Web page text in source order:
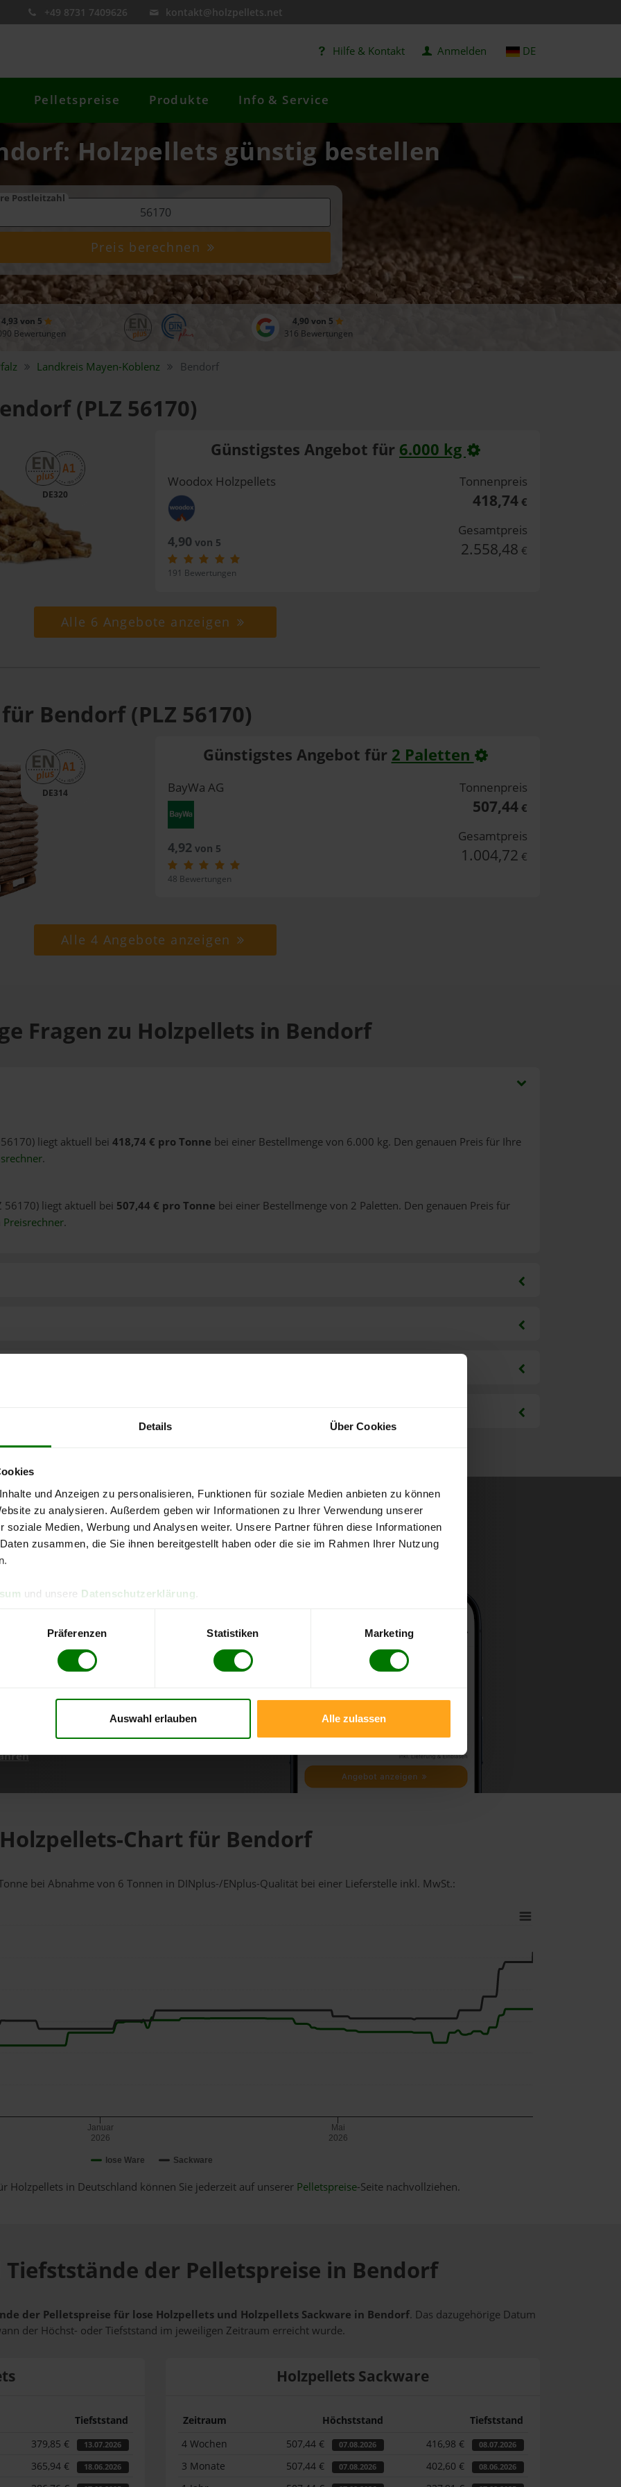
Details Über Cookies
und Anzeigen zu personalisieren, Funktionen für soziale Medien anbieten zu können
zu analysieren. Außerdem geben wir Informationen zu Ihrer Verwendung unserer
soziale Medien, Werbung und Analysen weiter. Unsere Partner führen diese Informationen
zusammen, die Sie ihnen bereitgestellt haben oder die sie im Rahmen Ihrer Nutzung
und unsere Datenschutzerklärung
Präferenzen Statistiken Marketing
Auswahl erlauben Alle zulassen
+49 8731 7409626 kontakt@holzpellets.net
Hilfe & Kontakt Anmelden DE
Pelletspreise Produkte Info & Service
Holzpellets günstig bestellen
Postleitzahl
Preis berechnen
4,93 von 5
Bewertungen
4,90 von 5
316 Bewertungen
Landkreis Mayen-Koblenz Bendorf
(PLZ 56170)
DE320
Günstigstes Angebot für 6.000 kg
Woodox Holzpellets
4,90 von 5
191 Bewertungen
Tonnenpreis
418,74€
Gesamtpreis
2.558,48 €
Alle 6 Angebote anzeigen
Bendorf (PLZ 56170)
DE314
Günstigstes Angebot für 2 Paletten
BayWa AG
4,92von 5
48 Bewertungen
Tonnenpreis
507,44€
Gesamtpreis
1.004,72 €
Alle 4 Angebote anzeigen
Fragen zu Holzpellets in Bendorf
liegt aktuell bei 418,74 € pro Tonne bei einer Bestellmenge von 6.000 kg. Den genauen Preis für Ihre
.
56170) liegt aktuell bei 507,44 € pro Tonne bei einer Bestellmenge von 2 Paletten. Den genauen Preis für
Preisrechner.
kostenlose
direkt online bestellen
aktuellen Stand
Holzpellets-Chart für Bendorf
bei Abnahmevon 6 Tonnen in DINplus-/ENplus-Qualität bei einer Lieferstelle inkl. MwSt.:
lose Ware Sackware
Januar
2026
Mai
2026
Holzpellets in Deutschland können Sie jederzeit auf unserer Pelletspreise-Seite nachvollziehen.
Tiefststände der Pelletspreise in Bendorf
der Pelletspreise für lose Holzpellets und Holzpellets Sackware in Bendorf. Das dazugehörige Datum
der Höchst- oder Tiefststand im jeweiligen Zeitraum erreicht wurde.
Tiefststand
379,85 € 13.07.2026
365,94 € 18.06.2026
Holzpellets Sackware
Zeitraum Höchststand
Tiefststand
4 Wochen
507,44 € 07.08.2026 416,98 € 08.07.2026
3 Monate 507,44 € 07.08.2026 402,60 € 08.06.2026